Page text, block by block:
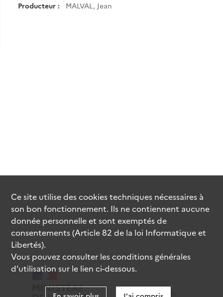
Producteur : MALVAL, Jean
data.gouv.fr
Ce site utilise descookiestechniques nécessaires à
son bon fonctionnement. Ils ne contiennent aucune
donnée personnelle et sont exemptés de
consentements (Article 82 de la loi Informatique et
Libertés).
Vous pouvez consulter les conditions générales
d’utilisation sur le lien ci-dessous.